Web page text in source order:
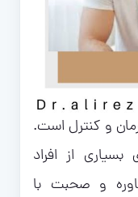
و کنترل است.
از افراد
و صحبت با